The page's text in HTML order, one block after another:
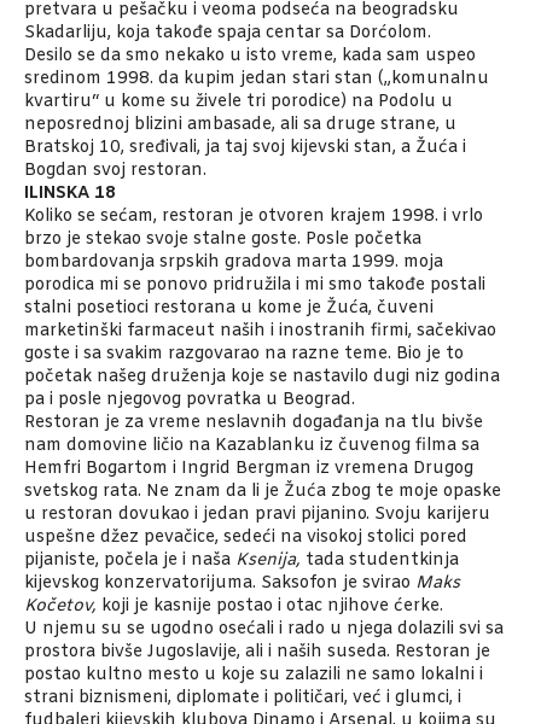
pretvara u pešačku i veoma podseća na beogradsku
Skadarliju, koja takođe spaja centar sa Dorćolom.
Desilo se da smo nekako u isto vreme, kada sam uspeo
sredinom 1998. da kupim jedan stari stan („komunalnu
kvartiru“ u kome su živele tri porodice) na Podolu u
neposrednoj blizini ambasade, ali sa druge strane, u
Bratskoj 10, sređivali, ja taj svoj kijevski stan, a Žuća i
Bogdan svoj restoran.
ILINSKA 18
Koliko se sećam, restoran je otvoren krajem 1998. i vrlo
brzo je stekao svoje stalne goste. Posle početka
bombardovanja srpskih gradova marta 1999. moja
porodica mi se ponovo pridružila i mi smo takođe postali
stalni posetioci restorana u kome je Žuća, čuveni
marketinški farmaceut naših i inostranih firmi, sačekivao
goste i sa svakim razgovarao na razne teme. Bio je to
početak našeg druženja koje se nastavilo dugi niz godina
pa i posle njegovog povratka u Beograd.
Restoran je za vreme neslavnih događanja na tlu bivše
nam domovine ličio na Kazablanku iz čuvenog filma sa
Hemfri Bogartom i Ingrid Bergman iz vremena Drugog
svetskog rata. Ne znam da li je Žuća zbog te moje opaske
u restoran dovukao i jedan pravi pijanino. Svoju karijeru
uspešne džez pevačice, sedeći na visokoj stolici pored
pijaniste, počela je i naša Ksenija, tada studentkinja
kijevskog konzervatorijuma. Saksofon je svirao Maks
Kočetov, koji je kasnije postao i otac njihove ćerke.
U njemu su se ugodno osećali i rado u njega dolazili svi sa
prostora bivše Jugoslavije, ali i naših suseda. Restoran je
postao kultno mesto u koje su zalazili ne samo lokalni i
strani biznismeni, diplomate i političari, već i glumci, i